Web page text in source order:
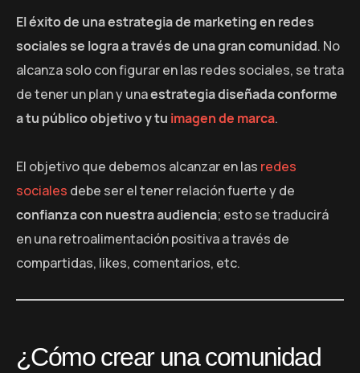
El éxito de una estrategia de marketing en redes
sociales se logra a través de una gran comunidad. No
alcanza solo con figurar en las redes sociales, se trata
de tener un plan y unaestrategia diseñada conforme
a tu público objetivo y tu imagen de marca.
El objetivo que debemos alcanzar en las redes
sociales debe ser el tener relación fuerte y de
confianza con nuestra audiencia; esto se traducirá
en una retroalimentación positiva a través de
compartidas, likes, comentarios, etc.
¿Cómo crear una comunidad